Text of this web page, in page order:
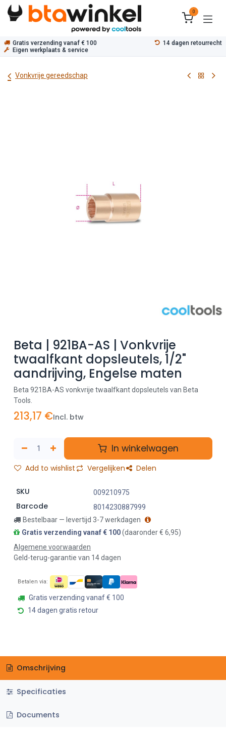
Overslaan naar inhoud
0
Gratis verzending vanaf € 100
14 dagen retourrecht
Eigen werkplaats & service
Vonkvrije gereedschap
Beta | 921BA-AS | Vonkvrije
twaalfkant dopsleutels, 1/2"
aandrijving, Engelse maten
Beta 921BA-AS vonkvrije twaalfkant dopsleutels van Beta
Tools.
213,17 €Incl. btw
In winkelwagen
Add to wishlist Vergelijken Delen
SKU 009210975
Barcode
8014230887999
Bestelbaar — levertijd 3-7 werkdagen
Gratis verzending vanaf € 100(daaronder € 6,95)
Algemene voorwaarden
Geld-terug-garantie van 14 dagen
Betalen via:
Gratis verzending vanaf € 100
14 dagen gratis retour
Omschrijving
Specificaties
Documents